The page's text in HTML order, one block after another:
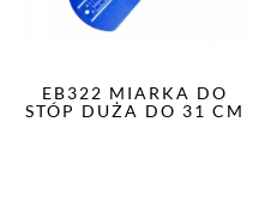
EB322 MIARKA DO
STÓP DUŻA DO 31 CM